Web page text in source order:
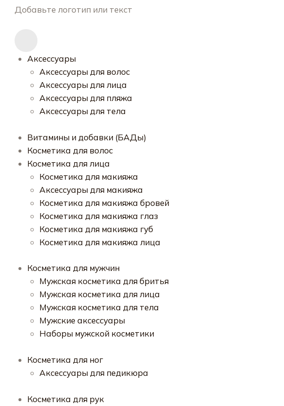
Добавьте логотип или текст
Аксессуары
Аксессуары для волос
Аксессуары для лица
Аксессуары для пляжа
Аксессуары для тела
Витамины и добавки (БАДы)
Косметика для волос
Косметика для лица
Косметика для макияжа
Аксессуары для макияжа
Косметика для макияжа бровей
Косметика для макияжа глаз
Косметика для макияжа губ
Косметика для макияжа лица
Косметика для мужчин
Мужская косметика для бритья
Мужская косметика для лица
Мужская косметика для тела
Мужские аксессуары
Наборы мужской косметики
Косметика для ног
Аксессуары для педикюра
Косметика для рук